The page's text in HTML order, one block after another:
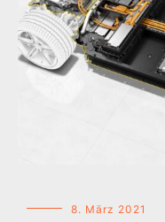
8. März 2021